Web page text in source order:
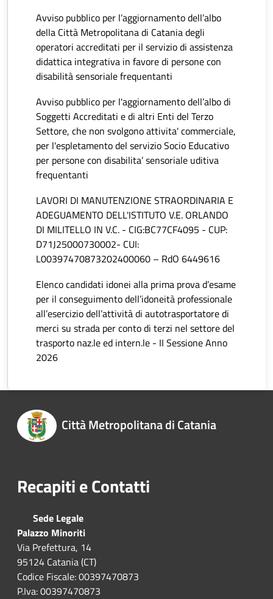
Avviso pubblico per l’aggiornamento dell’albo
della Città Metropolitana di Catania degli
operatori accreditati per il servizio di assistenza
didattica integrativa in favore di persone con
disabilità sensoriale frequentanti
Avviso pubblico per l'aggiornamento dell’albo di
Soggetti Accreditati e di altri Enti del Terzo
Settore, che non svolgono attivita' commerciale,
per l'espletamento del servizio Socio Educativo
per persone con disabilita’ sensoriale uditiva
frequentanti
LAVORI DI MANUTENZIONE STRAORDINARIA E
ADEGUAMENTO DELL'ISTITUTO V.E. ORLANDO
DI MILITELLO IN V.C. - CIG:BC77CF4095 - CUP:
D71J25000730002- CUI:
L00397470873202400060 – RdO 6449616
Elenco candidati idonei alla prima prova d’esame
per il conseguimento dell’idoneità professionale
all’esercizio dell’attività di autotrasportatore di
merci su strada per conto di terzi nel settore del
trasporto naz.le ed intern.le - II Sessione Anno
2026
Città Metropolitana di Catania
Recapiti e Contatti
Sede Legale
Palazzo Minoriti
Via Prefettura, 14
95124 Catania (CT)
Codice Fiscale: 00397470873
P.Iva: 00397470873